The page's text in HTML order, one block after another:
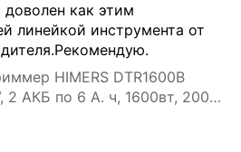
доволен как этим
линейкой инструмента от
HIMERS DTR1600B
2 АКБ по 6 А. ч, 1600вт, 20000